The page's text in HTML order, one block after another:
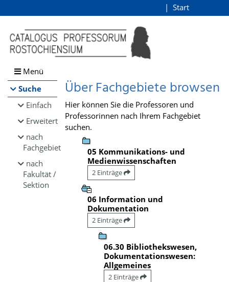
Browsen
direkt zum Inhalt
Start
Menü
Suche
Einfach
Erweitert
nach
Fachgebiet
nach
Fakultät /
Sektion
Über Fachgebiete browsen
Hier können Sie die Professoren und
Professorinnen nach Ihrem Fachgebiet
suchen.
05 Kommunikations- und
Medienwissenschaften
2 Einträge
06 Information und
Dokumentation
2 Einträge
06.30 Bibliothekswesen,
Dokumentationswesen:
Allgemeines
2 Einträge